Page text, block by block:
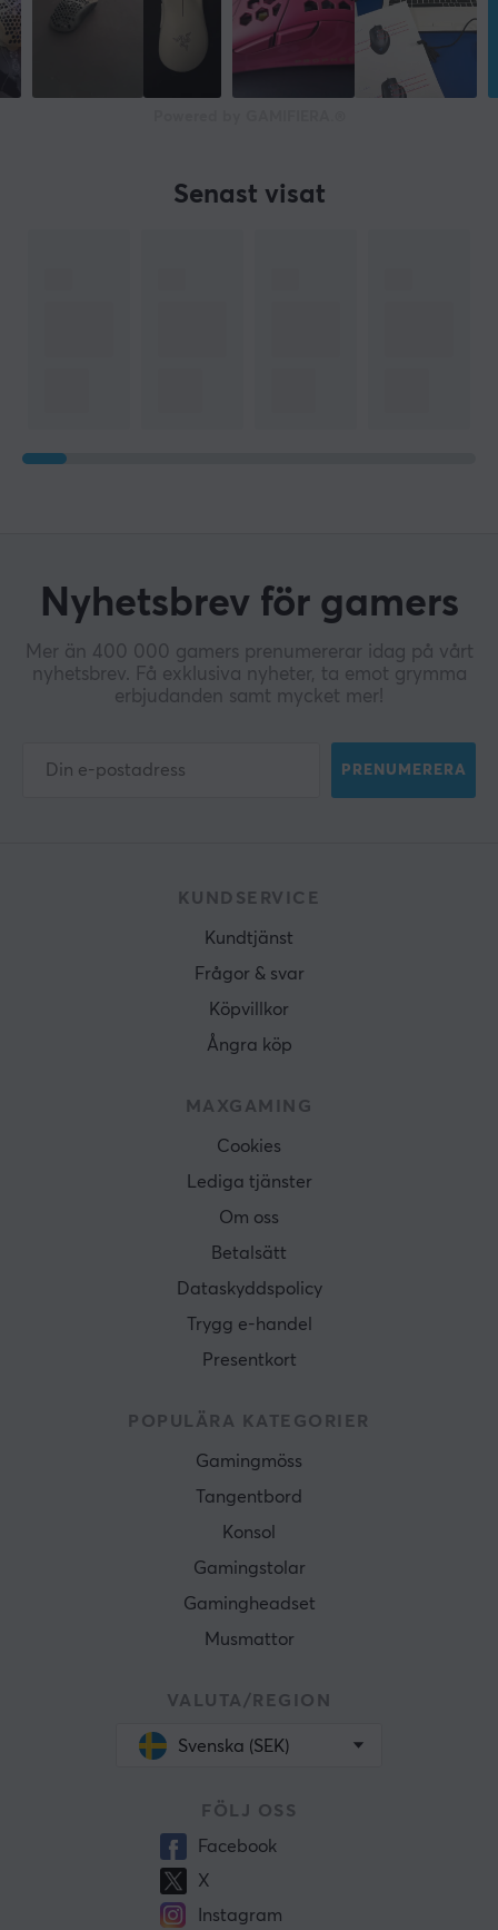
Senast visat
Nyhetsbrev för gamers
Mer än 400 000 gamers prenumererar idag på vårt
nyhetsbrev. Få exklusiva nyheter, ta emot grymma
erbjudanden samt mycket mer!
PRENUMERERA
KUNDSERVICE
Kundtjänst
Frågor & svar
Köpvillkor
Ångra köp
MAXGAMING
Cookies
Lediga tjänster
Om oss
Betalsätt
Dataskyddspolicy
Trygg e-handel
Presentkort
POPULÄRA KATEGORIER
Gamingmöss
Tangentbord
Konsol
Gamingstolar
Gamingheadset
Musmattor
VALUTA/REGION
Svenska (SEK)
FÖLJ OSS
Facebook
X
Instagram